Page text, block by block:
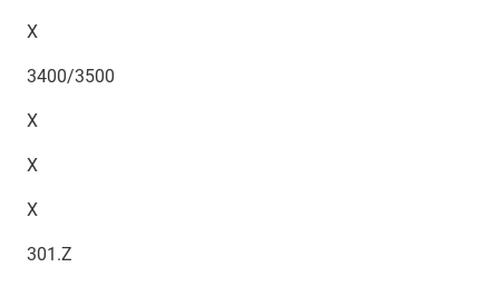
X
3400/3500
X
X
X
301.Z